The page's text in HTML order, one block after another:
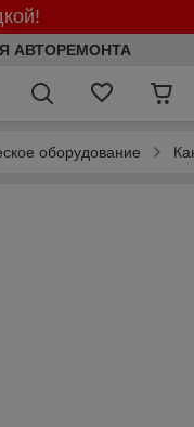
АВТОРЕМОНТА
оборудование